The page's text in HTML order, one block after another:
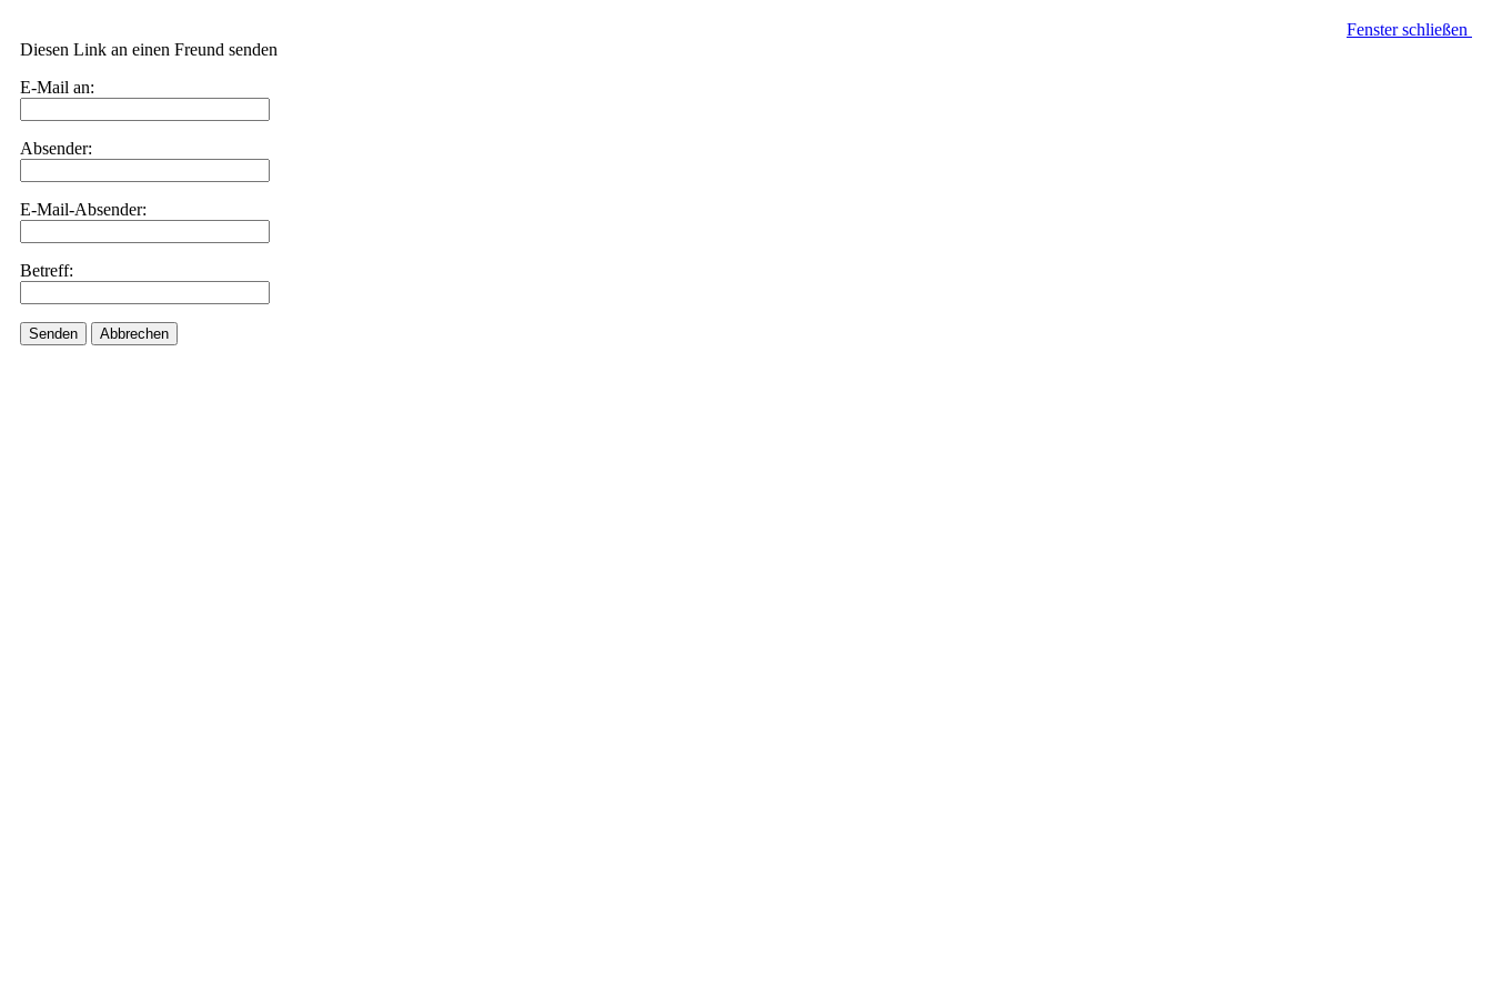
Fenster schließen
Diesen Link an einen Freund senden
E-Mail an:
Absender:
E-Mail-Absender:
Betreff:
Senden Abbrechen